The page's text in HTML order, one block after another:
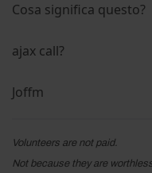
Cosa significa questo?
ajax call?
Joffm
Volunteers are not paid.
Not because they are